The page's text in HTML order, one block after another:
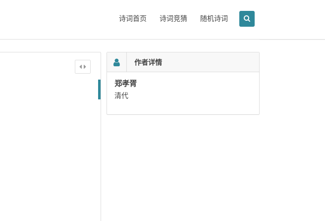
诗词首页 诗词竞猜 随机诗词
作者详情
郑孝胥
清代